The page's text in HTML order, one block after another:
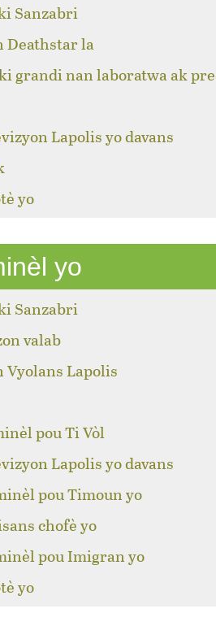
Sanzabri
Deathstar la
grandi nan laboratwa ak
Lapolis yo davans
yo
yo
Sanzabri
valab
Vyolans Lapolis
pou Ti Vòl
Lapolis yo davans
pou Timoun yo
chofè yo
pou Imigran yo
yo